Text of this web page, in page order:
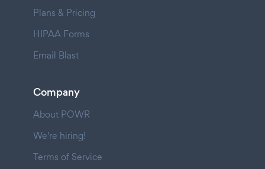
Plans & Pricing
HIPAA Forms
Email Blast
Company
About POWR
We're hiring!
Terms of Service